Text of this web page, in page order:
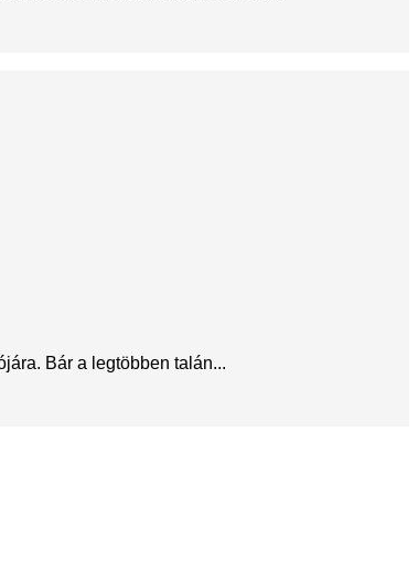
Bár a legtöbben talán...